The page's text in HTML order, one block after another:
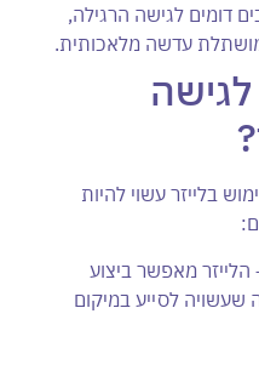
דומים לגישה הרגילה,
עדשה מלאכותית.
לגישה
בלייזר עשוי להיות
הלייזר מאפשר ביצוע
שעשויה לסייע במיקום